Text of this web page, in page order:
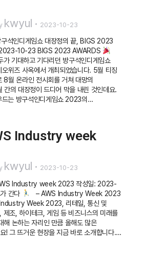
kwyul 2023-10-23
석인디게임쇼 대장정의 끝, BIGS 2023
10-23 BIGS 2023 AWARDS
기대하고 기다리던 방구석인디게임쇼
위즈 사옥에서 개최되었습니다. 5월 티징
8월 온라인 전시회를 거쳐 대망의
간의 대장정이 드디어 막을 내린 것인데요.
드는 방구석인디게임쇼 2023의…
Industry week
kwyul 2023-10-23
Industry week 2023 작성일: 2023-
간다
– AWS Industry Week 2023
Week 2023, 리테일, 통신 및
제조, 하이테크, 게임 등 비즈니스의 미래를
해 논하는 자리인 만큼 올해도 많은
! 그 뜨거운 현장을 지금 바로 소개합니다.…